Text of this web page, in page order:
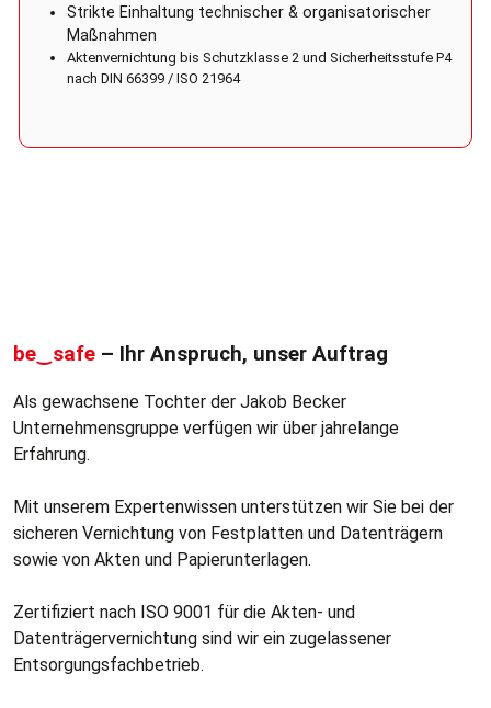
Strikte Einhaltung technischer & organisatorischer
Maßnahmen
Aktenvernichtung bis Schutzklasse 2 und Sicherheitsstufe P4
nach DIN 66399 / ISO 21964
be‿safe – Ihr Anspruch, unser Auftrag
Als gewachsene Tochter der Jakob Becker
Unternehmensgruppe verfügen wir über jahrelange
Erfahrung.
Mit unserem Expertenwissen unterstützen wir Sie bei der
sicheren Vernichtung von Festplatten und Datenträgern
sowie von Akten und Papierunterlagen.
Zertifiziert nach ISO 9001 für die Akten- und
Datenträgervernichtung sind wir ein zugelassener
Entsorgungsfachbetrieb.